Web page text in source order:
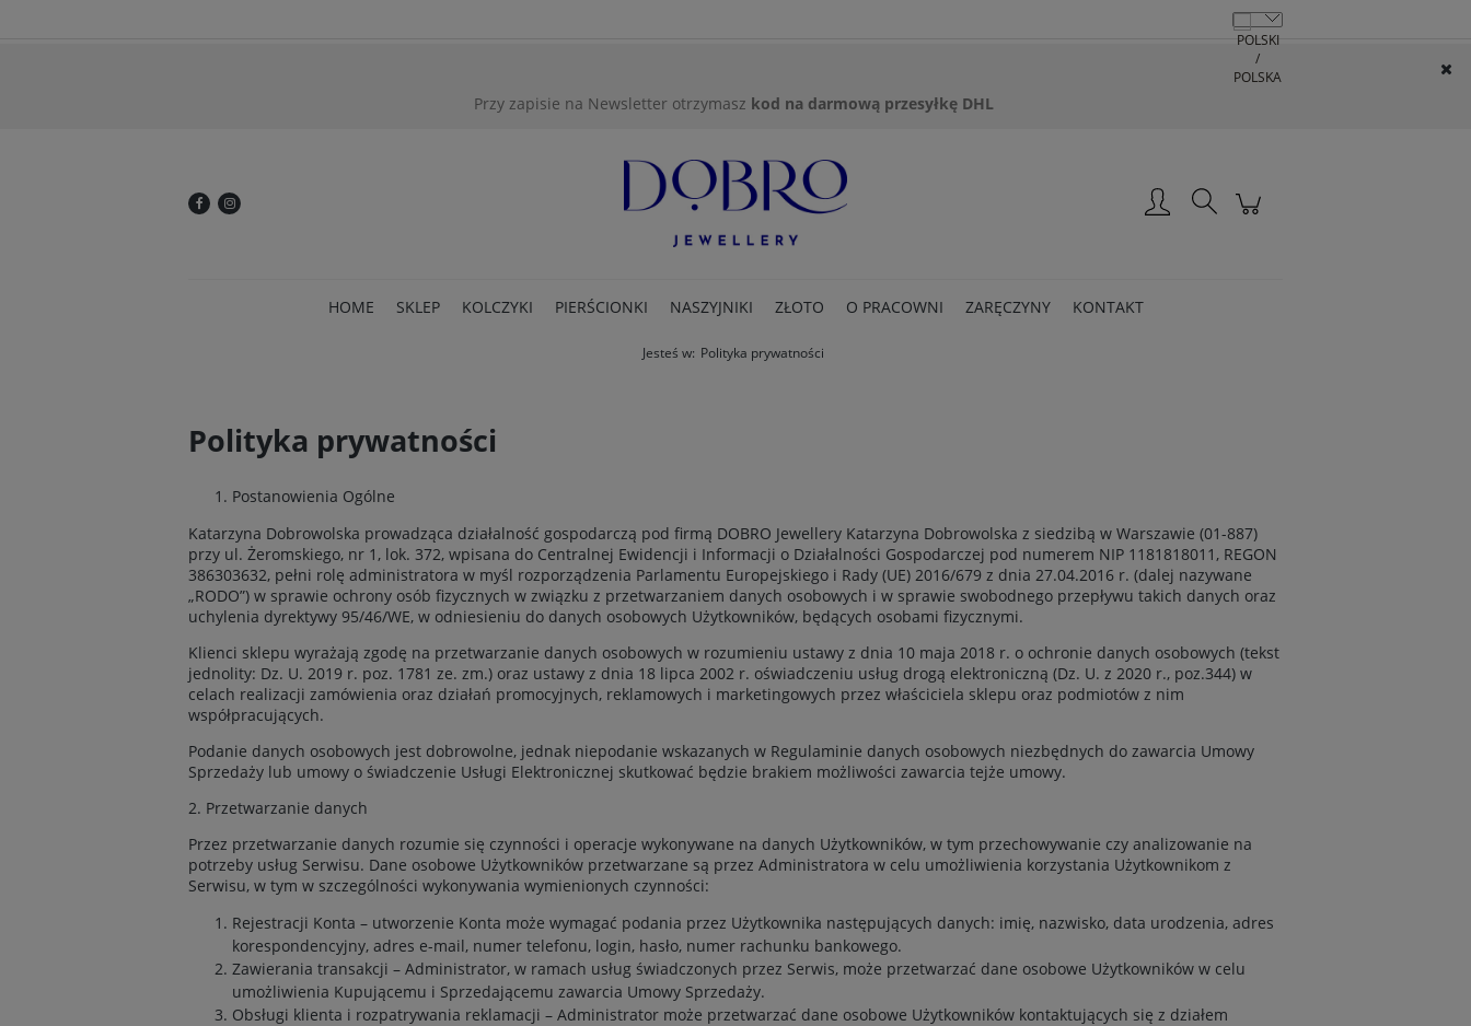
Przy zapisie na Newsletter otrzymasz kod na darmową przesyłkę DHL
HOME SKLEP KOLCZYKI PIERŚCIONKI NASZYJNIKI ZŁOTO O PRACOWNI ZARĘCZYNY KONTAKT
Jesteś w: Polityka prywatności
Polityka prywatności
Postanowienia Ogólne
Katarzyna Dobrowolska prowadząca działalność gospodarczą pod firmą DOBRO Jewellery Katarzyna Dobrowolska z siedzibą w Warszawie (01-887)
przy ul. Żeromskiego, nr 1, lok. 372, wpisana do Centralnej Ewidencji i Informacji o Działalności Gospodarczej pod numerem NIP 1181818011, REGON
386303632, pełni rolę administratora w myśl rozporządzenia Parlamentu Europejskiego i Rady (UE) 2016/679 z dnia 27.04.2016 r. (dalej nazywane
„RODO”) w sprawie ochrony osób fizycznych w związku z przetwarzaniem danych osobowych i w sprawie swobodnego przepływu takich danych oraz
uchylenia dyrektywy 95/46/WE, w odniesieniu do danych osobowych Użytkowników, będących osobami fizycznymi.
Klienci sklepu wyrażają zgodę na przetwarzanie danych osobowych w rozumieniu ustawy z dnia 10 maja 2018 r. o ochronie danych osobowych (tekst
jednolity: Dz. U. 2019 r. poz. 1781 ze. zm.) oraz ustawy z dnia 18 lipca 2002 r. oświadczeniu usług drogą elektroniczną (Dz. U. z 2020 r., poz.344) w
celach realizacji zamówienia oraz działań promocyjnych, reklamowych i marketingowych przez właściciela sklepu oraz podmiotów z nim
współpracujących.
Podanie danych osobowych jest dobrowolne, jednak niepodanie wskazanych w Regulaminie danych osobowych niezbędnych do zawarcia Umowy
Sprzedaży lub umowy o świadczenie Usługi Elektronicznej skutkować będzie brakiem możliwości zawarcia tejże umowy.
2. Przetwarzanie danych
Przez przetwarzanie danych rozumie się czynności i operacje wykonywane na danych Użytkowników, w tym przechowywanie czy analizowanie na
potrzeby usług Serwisu. Dane osobowe Użytkowników przetwarzane są przez Administratora w celu umożliwienia korzystania Użytkownikom z
Serwisu, w tym w szczególności wykonywania wymienionych czynności:
Rejestracji Konta – utworzenie Konta może wymagać podania przez Użytkownika następujących danych: imię, nazwisko, data urodzenia, adres
korespondencyjny, adres e-mail, numer telefonu, login, hasło, numer rachunku bankowego.
Zawierania transakcji – Administrator, w ramach usług świadczonych przez Serwis, może przetwarzać dane osobowe Użytkowników w celu
umożliwienia Kupującemu i Sprzedającemu zawarcia Umowy Sprzedaży.
Obsługi klienta i rozpatrywania reklamacji – Administrator może przetwarzać dane osobowe Użytkowników kontaktujących się z działem